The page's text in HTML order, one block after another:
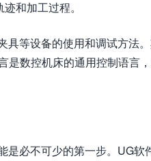
和加工过程。
具等设备的使用和调试方法
是数控机床的通用控制语言
是必不可少的第一步。UG软